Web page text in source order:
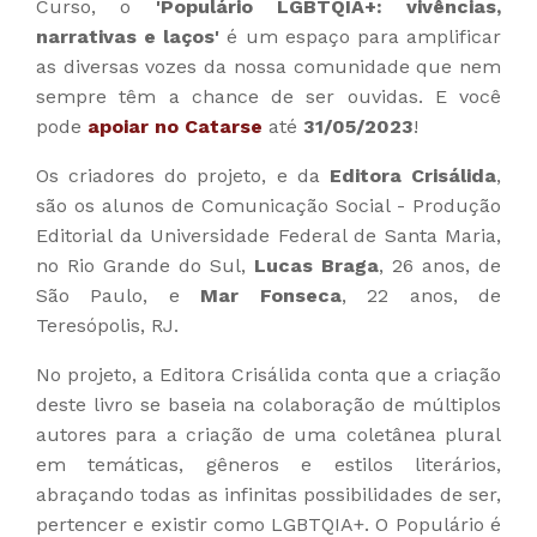
Curso, o 'Populário LGBTQIA+: vivências,
narrativas e laços'é um espaço para amplificar
as diversas vozes da nossa comunidade que nem
sempre têm a chance de ser ouvidas. E você
pode apoiar no Catarse até 31/05/2023!
Os criadores do projeto, e da Editora Crisálida,
são os alunos de Comunicação Social - Produção
Editorial da Universidade Federal de Santa Maria,
no Rio Grande do Sul, Lucas Braga, 26 anos, de
São Paulo, e Mar Fonseca, 22 anos, de
Teresópolis, RJ.
No projeto, a Editora Crisálida conta que a criação
deste livro se baseia na colaboração de múltiplos
autores para a criação de uma coletânea plural
em temáticas, gêneros e estilos literários,
abraçando todas as infinitas possibilidades de ser,
pertencer e existir como LGBTQIA+. O Populário é